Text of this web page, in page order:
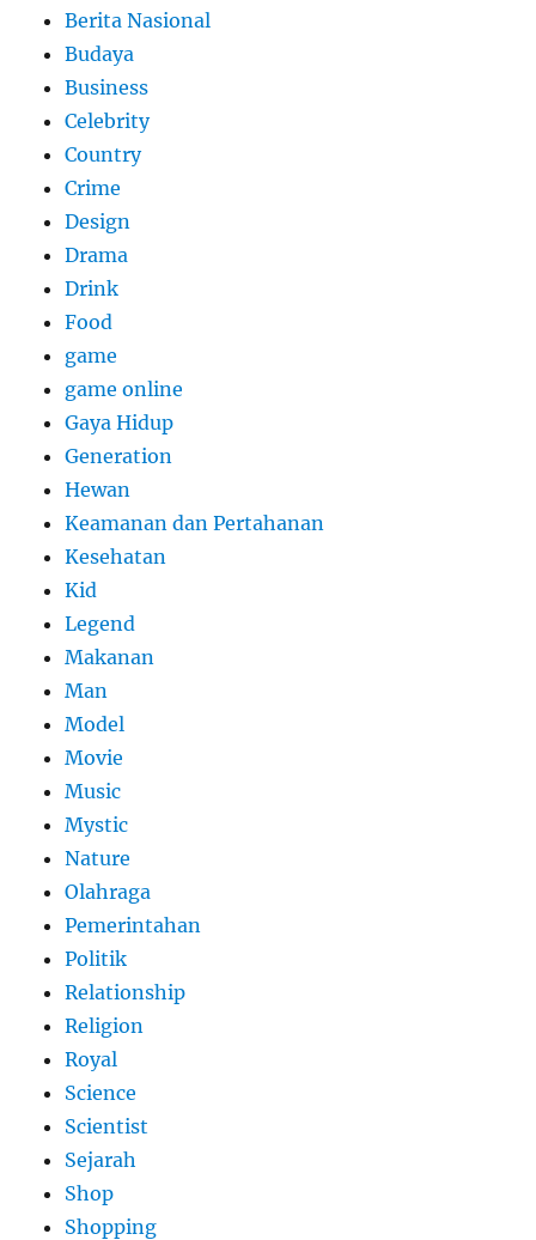
Berita Nasional
Budaya
Business
Celebrity
Country
Crime
Design
Drama
Drink
Food
game
game online
Gaya Hidup
Generation
Hewan
Keamanan dan Pertahanan
Kesehatan
Kid
Legend
Makanan
Man
Model
Movie
Music
Mystic
Nature
Olahraga
Pemerintahan
Politik
Relationship
Religion
Royal
Science
Scientist
Sejarah
Shop
Shopping